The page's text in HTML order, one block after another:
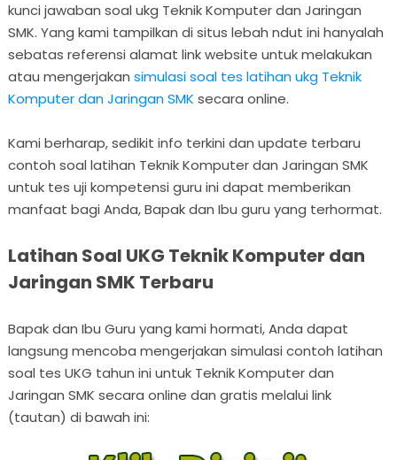
kunci jawaban soal ukg Teknik Komputer dan Jaringan
SMK. Yang kami tampilkan di situs lebah ndut ini hanyalah
sebatas referensi alamat link website untuk melakukan
atau mengerjakan simulasi soal tes latihan ukg Teknik
Komputer dan Jaringan SMK secara online.
Kami berharap, sedikit info terkini dan update terbaru
contoh soal latihan Teknik Komputer dan Jaringan SMK
untuk tes uji kompetensi guru ini dapat memberikan
manfaat bagi Anda, Bapak dan Ibu guru yang terhormat.
Latihan Soal UKG Teknik Komputer dan
Jaringan SMK Terbaru
Bapak dan Ibu Guru yang kami hormati, Anda dapat
langsung mencoba mengerjakan simulasi contoh latihan
soal tes UKG tahun ini untuk Teknik Komputer dan
Jaringan SMK secara online dan gratis melalui link
(tautan) di bawah ini: